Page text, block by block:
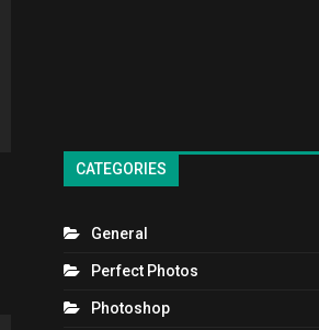
CATEGORIES
General
Perfect Photos
Photoshop